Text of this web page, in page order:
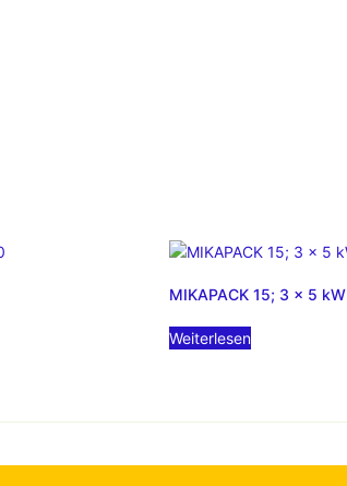
MIKAPACK 15; 3 x 5 kW
Weiterlesen